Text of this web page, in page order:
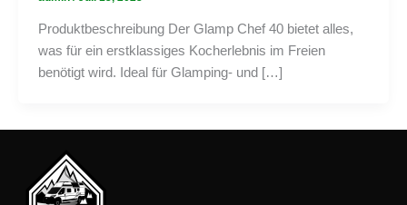
Produktbeschreibung Der Glamp Chef 40 bietet alles,
was für ein erstklassiges Kocherlebnis im Freien
benötigt wird. Ideal für Glamping- und […]